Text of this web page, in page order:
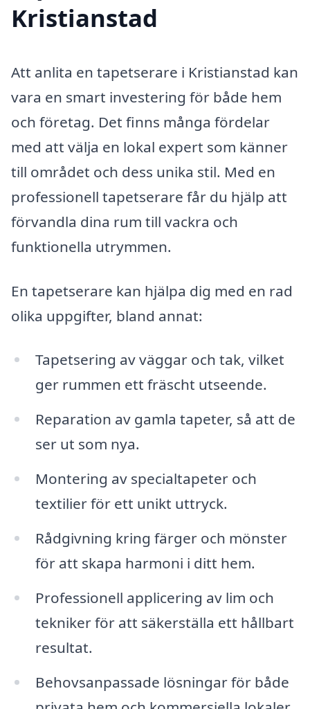
Kristianstad
Att anlita en tapetserare i Kristianstad kan
vara en smart investering för både hem
och företag. Det finns många fördelar
med att välja en lokal expert som känner
till området och dess unika stil. Med en
professionell tapetserare får du hjälp att
förvandla dina rum till vackra och
funktionella utrymmen.
En tapetserare kan hjälpa dig med en rad
olika uppgifter, bland annat:
Tapetsering av väggar och tak, vilket
ger rummen ett fräscht utseende.
Reparation av gamla tapeter, så att de
ser ut som nya.
Montering av specialtapeter och
textilier för ett unikt uttryck.
Rådgivning kring färger och mönster
för att skapa harmoni i ditt hem.
Professionell applicering av lim och
tekniker för att säkerställa ett hållbart
resultat.
Behovsanpassade lösningar för både